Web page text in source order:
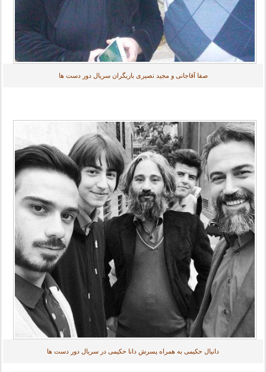
صفا آقاجانی و مجید نصیری بازیگران سریال دور دست ها
دانیال حکیمی به همراه پسرش دانا حکیمی در سریال دور دست ها